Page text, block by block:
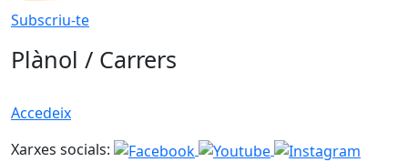
Subscriu-te
Plànol / Carrers
Accedeix
Xarxes socials: